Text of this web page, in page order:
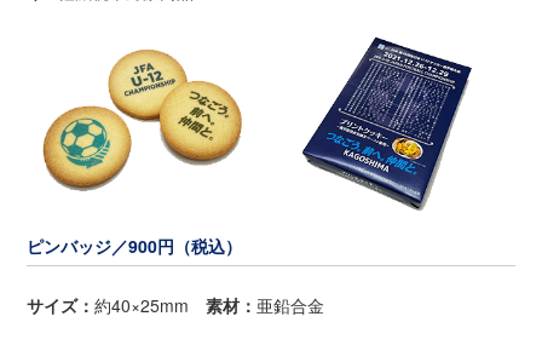
ピンバッジ／900円（税込）
サイズ：約40×25mm素材： 亜鉛合金